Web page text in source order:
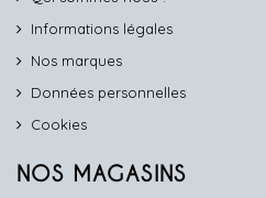
Informations légales
Nos marques
Données personnelles
Cookies
NOS MAGASINS